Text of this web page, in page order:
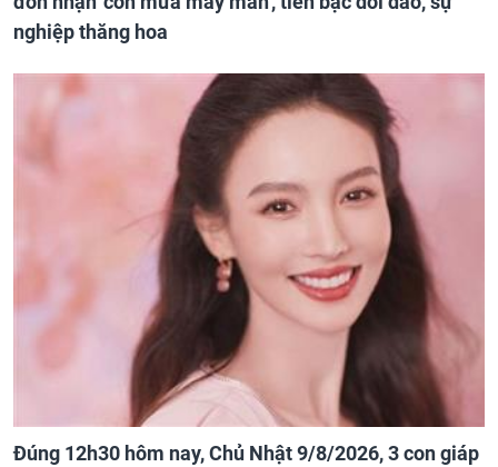
nghiệp thăng hoa
Đúng 12h30 hôm nay, Chủ Nhật 9/8/2026, 3 con giáp